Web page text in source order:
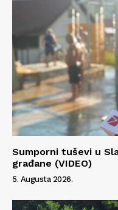
Kontakt
Impressum
Sumporni tuševi u
građane (VIDEO)
5. Augusta 2026.